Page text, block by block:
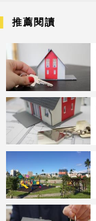
推薦閱讀